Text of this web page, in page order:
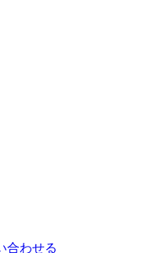
合わせる